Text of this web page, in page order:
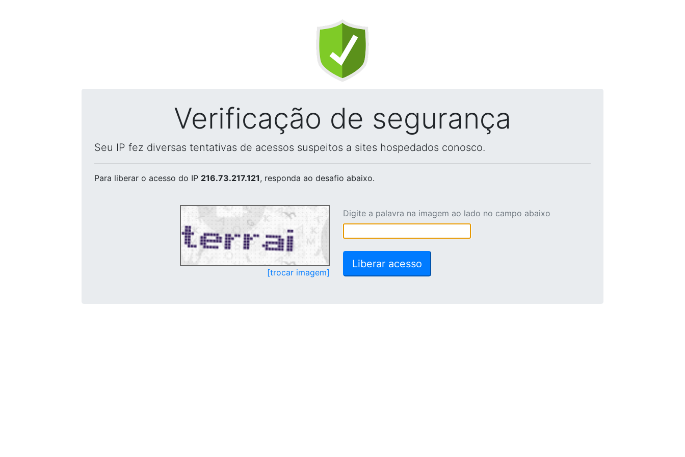
Verificação de segurança
Seu IP fez diversas tentativas de acessos suspeitos a sites hospedados conosco.
Para liberar o acesso do IP 216.73.217.121, responda ao desafio abaixo.
[trocar imagem]
Digite a palavra na imagem ao lado no campo abaixo